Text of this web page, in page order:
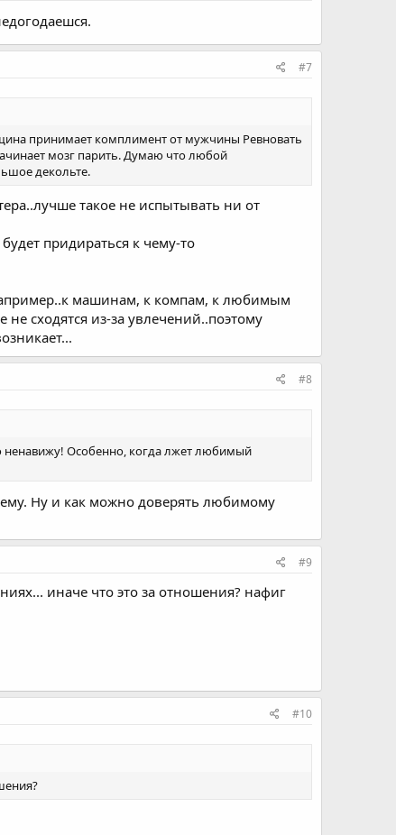
#7
принимает комплимент от мужчины Ревновать
мозг парить. Думаю что любой
декольте.
такое не испытывать ни от
придираться к чему-то
машинам, к компам, к любимым
сходятся из-за увлечений..поэтому
#8
ненавижу! Особенно, когда лжет любимый
Ну и как можно доверять любимому
#9
иначе что это за отношения? нафиг
#10